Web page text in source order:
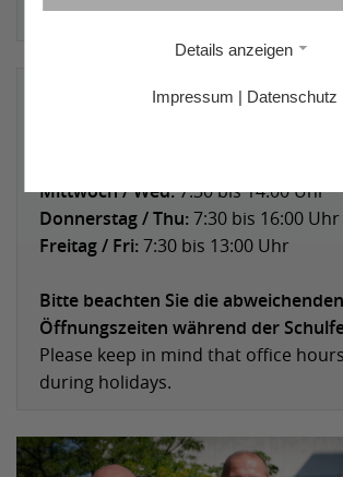
office@hak-steyr.at
Öffnungszeiten / Office hours
Mittwoch / Wed:7:30 bis 14:00 Uhr
Donnerstag / Thu: 7:30 bis 16:00 Uhr
Freitag / Fri: 7:30 bis 13:00 Uhr
Bitte beachten Sie die abweichenden
Öffnungszeiten während der
Please keep in mind that office
during holidays.
Details anzeigen
Impressum | Datenschutz